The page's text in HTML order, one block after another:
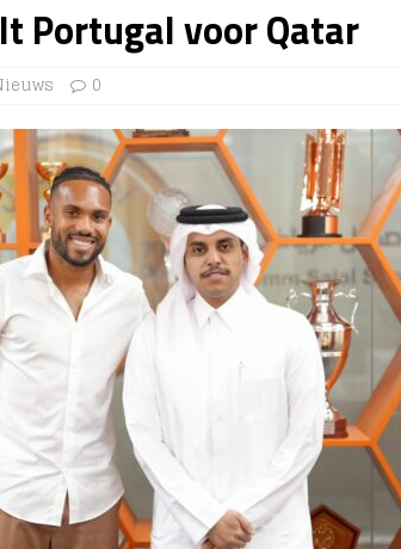
Portugal voor Qatar
0